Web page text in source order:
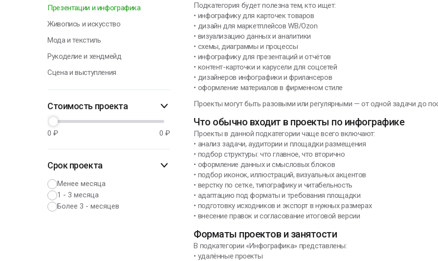
Презентации и инфографика
Живопись и искусство
Мода и текстиль
Рукоделие и хендмейд
Сцена и выступления
Стоимость проекта
0 ₽ 0 ₽
Срок проекта
Менее месяца
1 - 3 месяца
Более 3 - месяцев
Никола Тесла
Подкатегория будет полезна тем, кто ищет:
• инфографику для карточек товаров
• дизайн для маркетплейсов WB/Ozon
• визуализацию данных и аналитики
• схемы, диаграммы и процессы
• инфографику для презентаций и отчётов
• контент-карточки и карусели для соцсетей
• дизайнеров инфографики и фрилансеров
• оформление материалов в фирменном стиле
Проекты могут быть разовыми или регулярными — от одной задачи до
Что обычно входит в проекты по инфографике
Проекты в данной подкатегории чаще всего включают:
• анализ задачи, аудитории и площадки размещения
• подбор структуры: что главное, что вторично
• оформление данных и смысловых блоков
• подбор иконок, иллюстраций, визуальных акцентов
• верстку по сетке, типографику и читабельность
• адаптацию под форматы и требования площадки
• подготовку исходников и экспорт в нужных размерах
• внесение правок и согласование итоговой версии
Форматы проектов и занятости
В подкатегории «Инфографика» представлены:
• удалённые проекты